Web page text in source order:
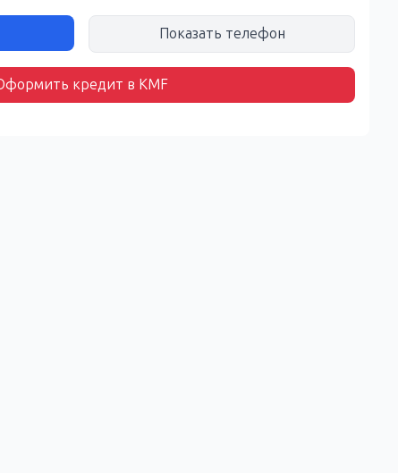
Показать телефон
кредит в KMF